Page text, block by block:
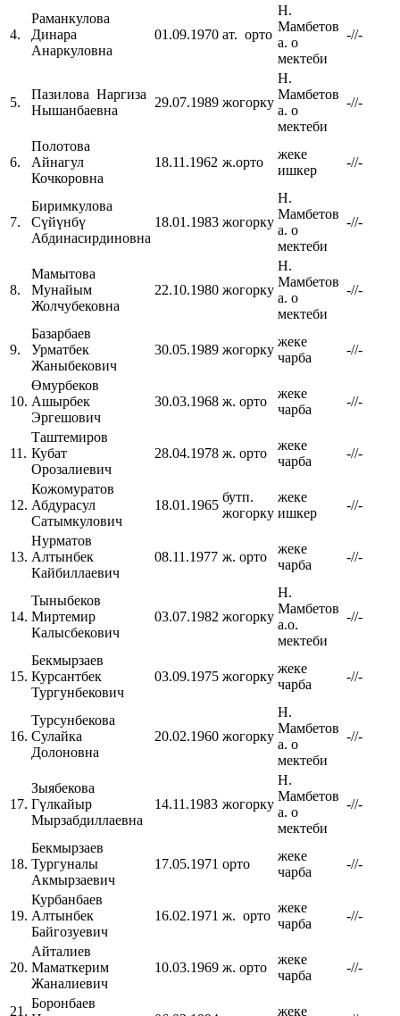
4.
Раманкулова
Динара
Анаркуловна
01.09.1970 ат. орто
Н.
Мамбетов
а. о
мектеби
-//-
5.
Пазилова Наргиза
Нышанбаевна
29.07.1989 жогорку
Н.
Мамбетов
а. о
мектеби
-//-
6.
Полотова
Айнагул
Кочкоровна
18.11.1962 ж.орто
жеке
ишкер
-//-
7.
Биримкулова
Сүйүнбү
Абдинасирдиновна
18.01.1983 жогорку
Н.
Мамбетов
а. о
мектеби
-//-
8.
Мамытова
Мунайым
Жолчубековна
22.10.1980 жогорку
Н.
Мамбетов
а. о
мектеби
-//-
9.
Базарбаев
Урматбек
Жаныбекович
30.05.1989 жогорку
жеке
чарба
-//-
10.
Өмурбеков
Ашырбек
Эргешович
30.03.1968 ж. орто
жеке
чарба
-//-
11.
Таштемиров
Кубат
Орозалиевич
28.04.1978 ж. орто
жеке
чарба
-//-
12.
Кожомуратов
Абдурасул
Сатымкулович
18.01.1965
бутп.
жогорку
жеке
ишкер
-//-
13.
Нурматов
Алтынбек
Кайбиллаевич
08.11.1977 ж. орто
жеке
чарба
-//-
14.
Тыныбеков
Миртемир
Калысбекович
03.07.1982 жогорку
Н.
Мамбетов
а.о.
мектеби
-//-
15.
Бекмырзаев
Курсантбек
Тургунбекович
03.09.1975 жогорку
жеке
чарба
-//-
16.
Турсунбекова
Сулайка
Долоновна
20.02.1960 жогорку
Н.
Мамбетов
а. о
мектеби
-//-
17.
Зыябекова
Гүлкайыр
Мырзабдиллаевна
14.11.1983 жогорку
Н.
Мамбетов
а. о
мектеби
-//-
18.
Бекмырзаев
Тургуналы
Акмырзаевич
17.05.1971 орто
жеке
чарба
-//-
19.
Курбанбаев
Алтынбек
Байгозуевич
16.02.1971 ж. орто
жеке
чарба
-//-
20.
Айталиев
Маматкерим
Жаналиевич
10.03.1969 ж. орто
жеке
чарба
-//-
21.
Боронбаев
жеке